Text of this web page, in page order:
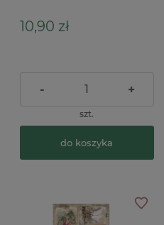
10,90 zł
- +
szt.
do koszyka